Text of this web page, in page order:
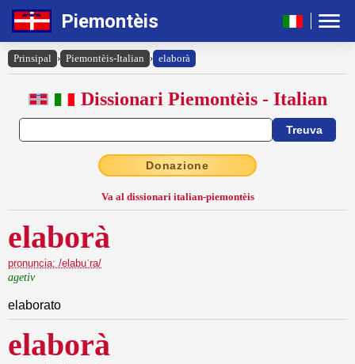
Piemontèis
Prinsipal › Piemontèis-Italian › elaborà
Dissionari Piemontèis - Italian
Donazione
Va al dissionari italian-piemontèis
elaborà
pronuncia: /elabuˈra/
agetiv
elaborato
elaborà